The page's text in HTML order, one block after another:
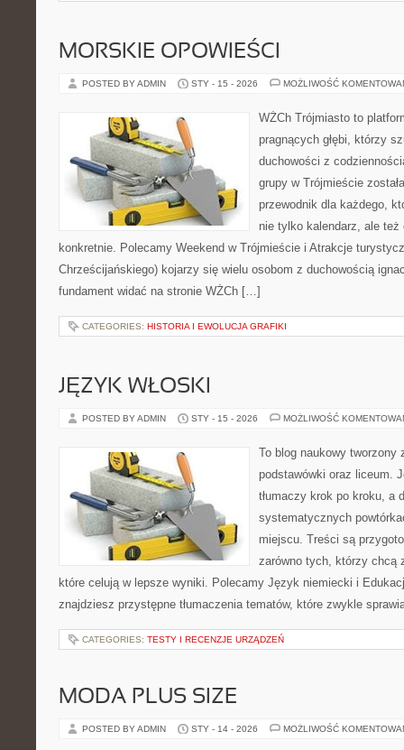
MORSKIE OPOWIEŚCI
POSTED BY ADMIN STY - 15 - 2026 MOŻLIWOŚĆ
WŻCh Trójmiasto to
pragnących głębi, którzy
duchowości z
grupy w Trójmieście
przewodnik dla każdego,
nie tylko kalendarz, ale
konkretnie. Polecamy Weekend w Trójmieście i Atrakcje
Chrześcijańskiego) kojarzy się wielu osobom z duchowością
fundament widać na stronie WŻCh […]
CATEGORIES: HISTORIA I EWOLUCJA GRAFIKI
JĘZYK WŁOSKI
POSTED BY ADMIN STY - 15 - 2026 MOŻLIWOŚĆ
To blog naukowy tworzony
podstawówki oraz liceum.
tłumaczy krok po kroku, a
systematycznych
miejscu. Treści są
zarówno tych, którzy chcą
które celują w lepsze wyniki. Polecamy Język niemiecki i
znajdziesz przystępne tłumaczenia tematów, które zwykle
CATEGORIES: TESTY I RECENZJE URZĄDZEŃ
MODA PLUS SIZE
POSTED BY ADMIN STY - 14 - 2026 MOŻLIWOŚĆ